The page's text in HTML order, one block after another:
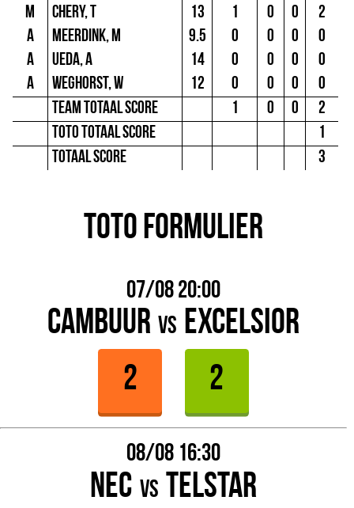
M
Chery, T 13 1 0 0
2
A
Meerdink, M 9.5 0 0 0
0
A
Ueda, A 14 0 0 0
0
A
Weghorst, W 12 0 0 0
0
Team totaal score
1 0 0
2
Toto totaal score
1
Totaal score
3
Toto formulier
07/08 20:00
Cambuur vs Excelsior
08/08 16:30
NEC vs Telstar